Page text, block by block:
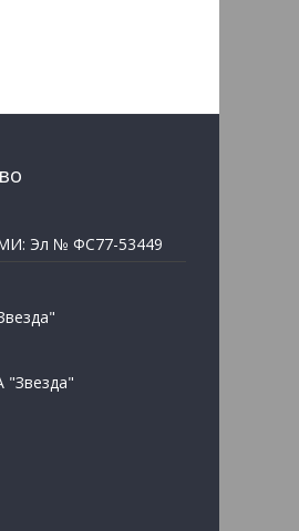
Эл № ФС77-53449
"Звезда"